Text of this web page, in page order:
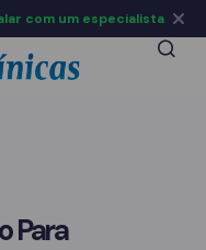
Para
com um especialista